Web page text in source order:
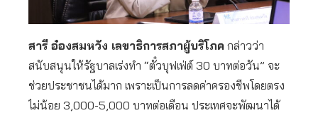
สารี อ๋องสมหวัง เลขาธิการสภาผู้บริโภค กล่าวว่า
สนับสนุนให้รัฐบาลเร่งทำ “ตั๋วบุฟเฟ่ต์ 30 บาทต่อวัน” จะ
ช่วยประชาชนได้มาก เพราะเป็นการลดค่าครองชีพโดยตรง
ไม่น้อย 3,000-5,000 บาทต่อเดือน ประเทศจะพัฒนาได้